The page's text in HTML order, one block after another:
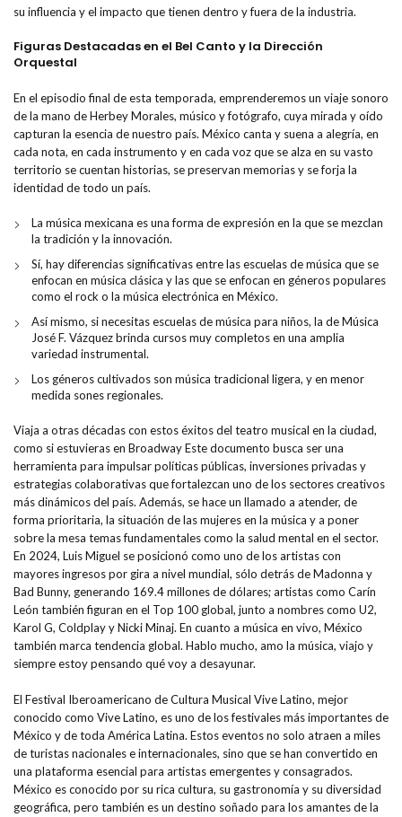
su influencia y el impacto que tienen dentro y fuera de la industria.
Figuras Destacadas en el Bel Canto y la Dirección
Orquestal
En el episodio final de esta temporada, emprenderemos un viaje sonoro
de la mano de Herbey Morales, músico y fotógrafo, cuya mirada y oído
capturan la esencia de nuestro país. México canta y suena a alegría, en
cada nota, en cada instrumento y en cada voz que se alza en su vasto
territorio se cuentan historias, se preservan memorias y se forja la
identidad de todo un país.
La música mexicana es una forma de expresión en la que se mezclan
la tradición y la innovación.
Sí, hay diferencias significativas entre las escuelas de música que se
enfocan en música clásica y las que se enfocan en géneros populares
como el rock o la música electrónica en México.
Así mismo, si necesitas escuelas de música para niños, la de Música
José F. Vázquez brinda cursos muy completos en una amplia
variedad instrumental.
Los géneros cultivados son música tradicional ligera, y en menor
medida sones regionales.
Viaja a otras décadas con estos éxitos del teatro musical en la ciudad,
como si estuvieras en Broadway Este documento busca ser una
herramienta para impulsar políticas públicas, inversiones privadas y
estrategias colaborativas que fortalezcan uno de los sectores creativos
más dinámicos del país. Además, se hace un llamado a atender, de
forma prioritaria, la situación de las mujeres en la música y a poner
sobre la mesa temas fundamentales como la salud mental en el sector.
En 2024, Luis Miguel se posicionó como uno de los artistas con
mayores ingresos por gira a nivel mundial, sólo detrás de Madonna y
Bad Bunny, generando 169.4 millones de dólares; artistas como Carín
León también figuran en el Top 100 global, junto a nombres como U2,
Karol G, Coldplay y Nicki Minaj. En cuanto a música en vivo, México
también marca tendencia global. Hablo mucho, amo la música, viajo y
siempre estoy pensando qué voy a desayunar.
El Festival Iberoamericano de Cultura Musical Vive Latino, mejor
conocido como Vive Latino, es uno de los festivales más importantes de
México y de toda América Latina. Estos eventos no solo atraen a miles
de turistas nacionales e internacionales, sino que se han convertido en
una plataforma esencial para artistas emergentes y consagrados.
México es conocido por su rica cultura, su gastronomía y su diversidad
geográfica, pero también es un destino soñado para los amantes de la